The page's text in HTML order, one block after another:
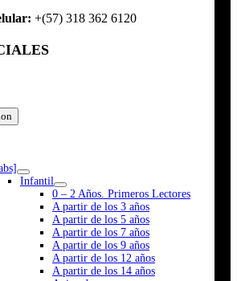
+(57) 318 362 6120
Infantil
0 – 2 Años. Primeros Lectores
A partir de los 3 años
A partir de los 5 años
A partir de los 7 años
A partir de los 9 años
A partir de los 12 años
A partir de los 14 años